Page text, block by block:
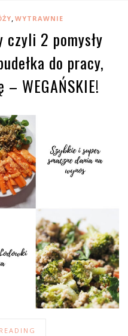
, WYTRAWNIE
2 pomysły
do pracy,
WEGAŃSKIE!